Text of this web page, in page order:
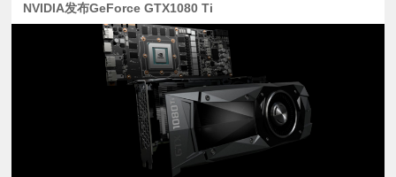
验
NVIDIA发布GeForce GTX1080 Ti